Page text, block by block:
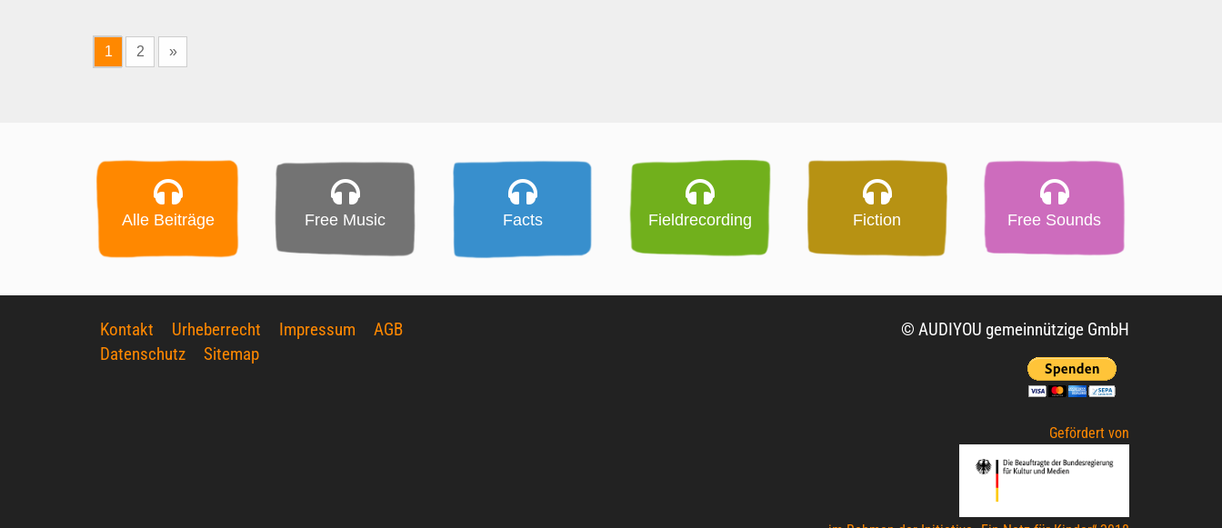
1 2 »
Alle Beiträge Free Music Facts Fieldrecording Fiction Free Sounds
Kontakt Urheberrecht Impressum
AGB
Datenschutz
Sitemap
© AUDIYOU gemeinnützige GmbH
Gefördert von